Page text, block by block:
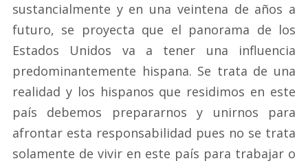
sustancialmente y en una veintena de años a
futuro, se proyecta que el panorama de los
Estados Unidos va a tener una influencia
predominantemente hispana. Se trata de una
realidad y los hispanos que residimos en este
país debemos prepararnos y unirnos para
afrontar esta responsabilidad pues no se trata
solamente de vivir en este país para trabajar o